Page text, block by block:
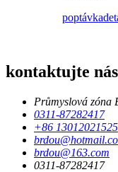
poptávka
kontaktujte nás
Průmyslová zóna
0311-87282417
+86 13012021525
brdou@163.com
0311-87282417